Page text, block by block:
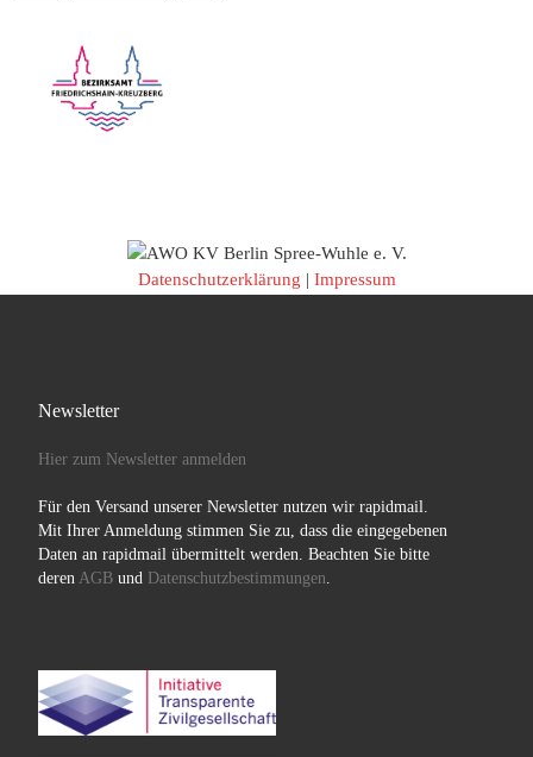
Datenschutzerklärung | Impressum
Newsletter
Hier zum Newsletter anmelden
Für den Versand unserer Newsletter nutzen wir rapidmail.
Mit Ihrer Anmeldung stimmen Sie zu, dass die eingegebenen
Daten an rapidmail übermittelt werden. Beachten Sie bitte
deren AGBund Datenschutzbestimmungen